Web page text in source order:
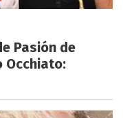
Pasión de
Occhiato: